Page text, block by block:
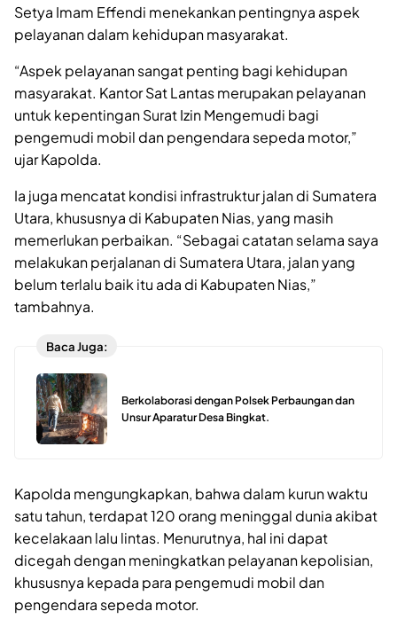
Setya Imam Effendi menekankan pentingnya aspek
pelayanan dalam kehidupan masyarakat.
“Aspek pelayanan sangat penting bagi kehidupan
masyarakat. Kantor Sat Lantas merupakan pelayanan
untuk kepentingan Surat Izin Mengemudi bagi
pengemudi mobil dan pengendara sepeda motor,”
ujar Kapolda.
Ia juga mencatat kondisi infrastruktur jalan di Sumatera
Utara, khususnya di Kabupaten Nias, yang masih
memerlukan perbaikan. “Sebagai catatan selama saya
melakukan perjalanan di Sumatera Utara, jalan yang
belum terlalu baik itu ada di Kabupaten Nias,”
tambahnya.
Baca Juga:
Berkolaborasi dengan Polsek Perbaungan dan
Unsur Aparatur Desa Bingkat.
Kapolda mengungkapkan, bahwa dalam kurun waktu
satu tahun, terdapat 120 orang meninggal dunia akibat
kecelakaan lalu lintas. Menurutnya, hal ini dapat
dicegah dengan meningkatkan pelayanan kepolisian,
khususnya kepada para pengemudi mobil dan
pengendara sepeda motor.